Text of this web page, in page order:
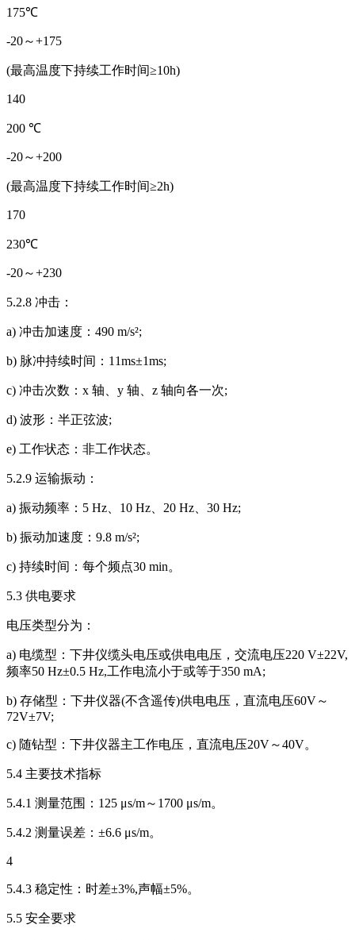
175℃
-20～+175
(最高温度下持续工作时间≥10h)
140
200 ℃
-20～+200
(最高温度下持续工作时间≥2h)
170
230℃
-20～+230
5.2.8 冲击：
a) 冲击加速度：490 m/s²;
b) 脉冲持续时间：11ms±1ms;
c) 冲击次数：x 轴、y 轴、z 轴向各一次;
d) 波形：半正弦波;
e) 工作状态：非工作状态。
5.2.9 运输振动：
a) 振动频率：5 Hz、10 Hz、20 Hz、30 Hz;
b) 振动加速度：9.8 m/s²;
c) 持续时间：每个频点30 min。
5.3 供电要求
电压类型分为：
a) 电缆型：下井仪缆头电压或供电电压，交流电压220 V±22V,
频率50 Hz±0.5 Hz,工作电流小于或等于350 mA;
b) 存储型：下井仪器(不含遥传)供电电压，直流电压60V～
72V±7V;
c) 随钻型：下井仪器主工作电压，直流电压20V～40V。
5.4 主要技术指标
5.4.1 测量范围：125 μs/m～1700 μs/m。
5.4.2 测量误差：±6.6 μs/m。
4
5.4.3 稳定性：时差±3%,声幅±5%。
5.5 安全要求